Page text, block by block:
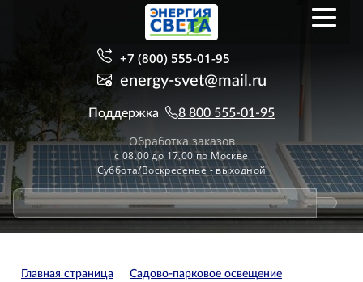
+7 (800) 555-01-95
energy-svet@mail.ru
Поддержка 8 800 555-01-95
Обработка заказов
с 08.00 до 17.00 по Москве
Суббота/Воскресенье - выходной
Главная страница
Садово-парковое освещение